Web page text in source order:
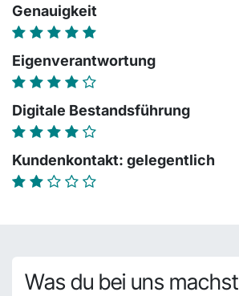
Genauigkeit
Eigenverantwortung
Digitale Bestandsführung
Kundenkontakt: gelegentlich
Was du bei uns machst